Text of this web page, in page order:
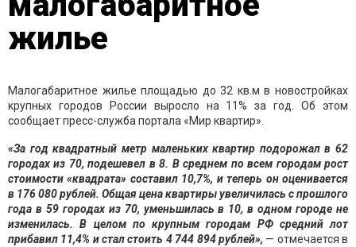
жилье
Малогабаритное жилье площадью до 32 кв.м в новостройках
крупных городов России выросло на 11% за год. Об этом
сообщает пресс-служба портала «Мир квартир».
«За год квадратный метр маленьких квартир подорожал в 62
городах из 70, подешевел в 8. В среднем по всем городам рост
стоимости «квадрата» составил 10,7%, и теперь он оценивается
в 176 080 рублей. Общая цена квартиры увеличилась с прошлого
года в 59 городах из 70, уменьшилась в 10, в одном городе не
изменилась. В целом по крупным городам РФ средний лот
прибавил 11,4% и стал стоить 4 744 894 рублей», — отмечается в